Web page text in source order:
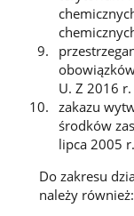
U. Z 2016
zakazu
środków
lipca 2005
Do zakresu
należy również: